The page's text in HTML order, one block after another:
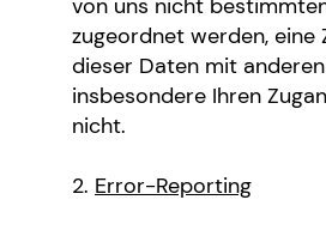
von uns nicht
zugeordnet werden, eine
dieser Daten mit
insbesondere Ihren
nicht.
Error-Reporting